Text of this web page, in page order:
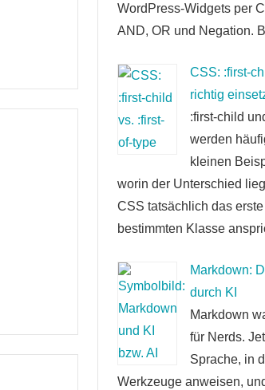
WordPress-Widgets per
AND, OR und Negation.
CSS: :first-
richtig
:first-child
werden
kleinen
worin der Unterschied
CSS tatsächlich das
bestimmten Klasse
Markdown:
durch KI
Markdown
für Nerds.
Sprache, in
Werkzeuge anweisen,